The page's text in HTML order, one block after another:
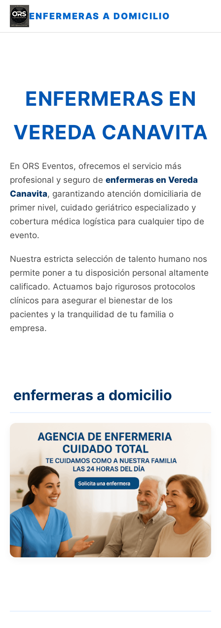
ENFERMERAS A DOMICILIO
ENFERMERAS EN
VEREDA CANAVITA
En ORS Eventos, ofrecemos el servicio más
profesional y seguro de enfermeras en Vereda
Canavita, garantizando atención domiciliaria de
primer nivel, cuidado geriátrico especializado y
cobertura médica logística para cualquier tipo de
evento.
Nuestra estricta selección de talento humano nos
permite poner a tu disposición personal altamente
calificado. Actuamos bajo rigurosos protocolos
clínicos para asegurar el bienestar de los
pacientes y la tranquilidad de tu familia o
empresa.
enfermeras a domicilio